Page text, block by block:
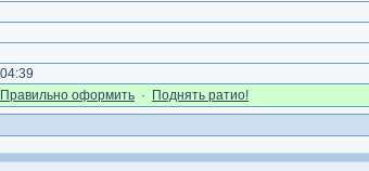
Правильно оформить · Поднять ратио!